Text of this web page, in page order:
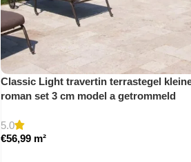
Classic Light travertin terrastegel
roman set 3 cm model a getrommeld
5.0
€56,99 m²